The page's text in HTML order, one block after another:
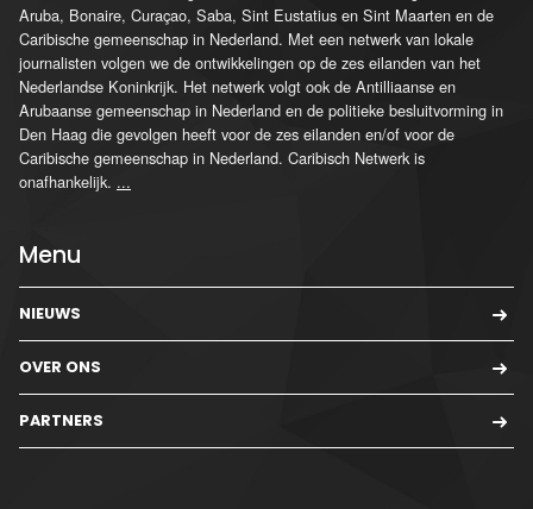
Aruba, Bonaire, Curaçao, Saba, Sint Eustatius en Sint Maarten en de
Caribische gemeenschap in Nederland. Met een netwerk van lokale
journalisten volgen we de ontwikkelingen op de zes eilanden van het
Nederlandse Koninkrijk. Het netwerk volgt ook de Antilliaanse en
Arubaanse gemeenschap in Nederland en de politieke besluitvorming in
Den Haag die gevolgen heeft voor de zes eilanden en/of voor de
Caribische gemeenschap in Nederland. Caribisch Netwerk is
onafhankelijk. ...
Menu
NIEUWS
OVER ONS
PARTNERS